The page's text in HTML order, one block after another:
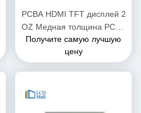
PCBA HDMI TFT дисплей 2
OZ Медная толщина PCBA
MIPI к панели HDMI
Получите самую лучшую
цену